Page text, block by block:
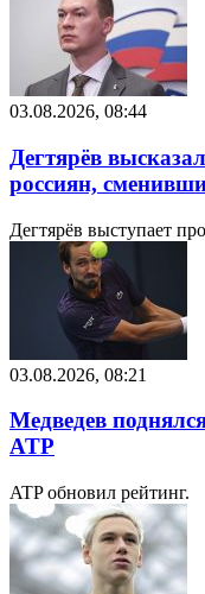
03.08.2026, 08:44
Дегтярёв
россиян,
Дегтярёв выступает
03.08.2026, 08:21
Медведев
ATP
ATP обновил рейтинг.